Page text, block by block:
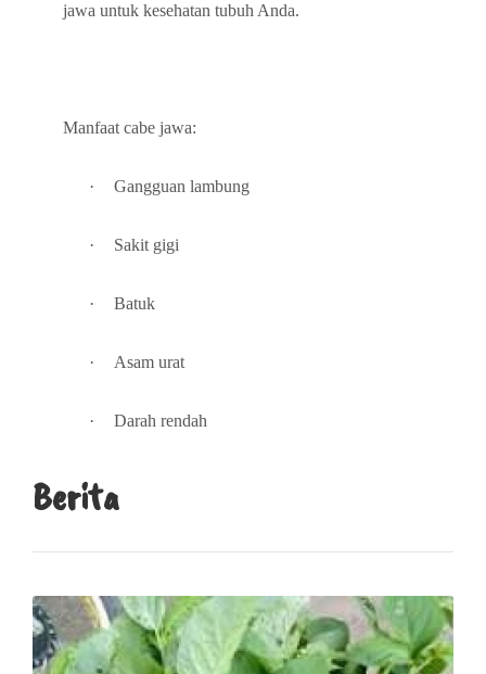
jawa untuk kesehatan tubuh Anda.
Manfaat cabe jawa:
· Gangguan lambung
· Sakit gigi
· Batuk
· Asam urat
· Darah rendah
Berita